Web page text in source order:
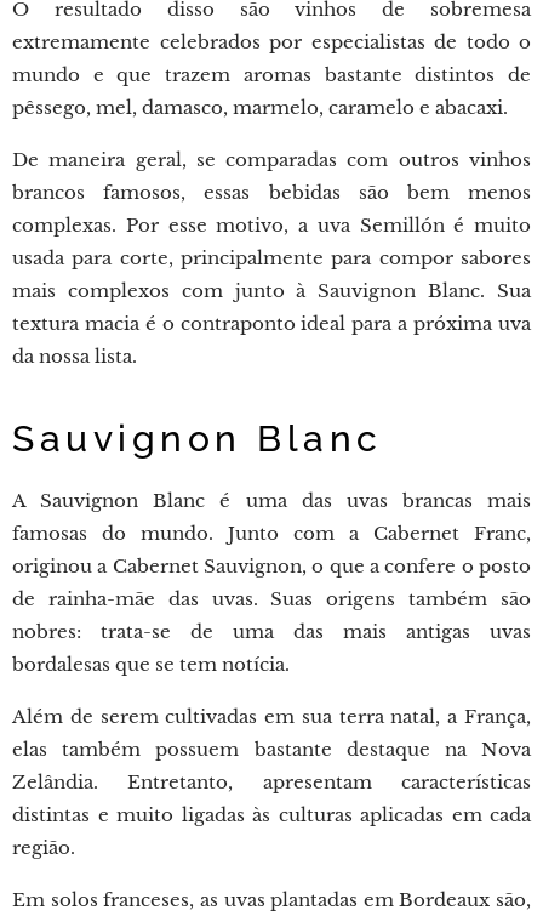
O resultado disso são vinhos de sobremesa
extremamente celebrados por especialistas de todo o
mundo e que trazem aromas bastante distintos de
pêssego, mel, damasco, marmelo, caramelo e abacaxi.
De maneira geral, se comparadas com outros vinhos
brancos famosos, essas bebidas são bem menos
complexas. Por esse motivo, a uva Semillón é muito
usada para corte, principalmente para compor sabores
mais complexos com junto à Sauvignon Blanc. Sua
textura macia é o contraponto ideal para a próxima uva
da nossa lista.
Sauvignon Blanc
A Sauvignon Blanc é uma das uvas brancas mais
famosas do mundo. Junto com a Cabernet Franc,
originou a Cabernet Sauvignon, o que a confere o posto
de rainha-mãe das uvas. Suas origens também são
nobres: trata-se de uma das mais antigas uvas
bordalesas que se tem notícia.
Além de serem cultivadas em sua terra natal, a França,
elas também possuem bastante destaque na Nova
Zelândia. Entretanto, apresentam características
distintas e muito ligadas às culturas aplicadas em cada
região.
Em solos franceses, as uvas plantadas em Bordeaux são,